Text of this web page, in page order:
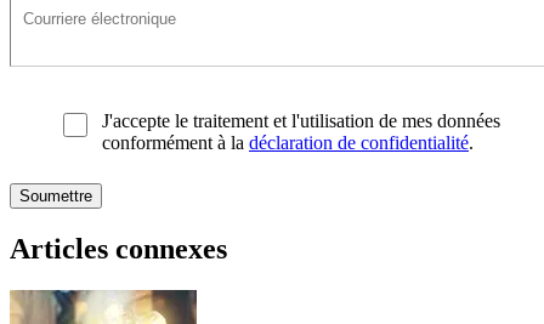
J'accepte le traitement et l'utilisation de mes données
conformément à la déclaration de confidentialité.
Articles connexes